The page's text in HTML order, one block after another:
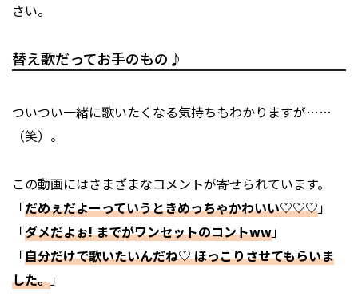
さい。
替え歌だってお手のもの♪
ついつい一緒に歌いたくなる気持ちもわかりますが……
（笑）。
この動画にはさまざまなコメントが寄せられています。
「だめぇだよーっていうときめっちゃかわいい♡♡♡」
「ダメだよぉ! までがワンセットのコントww」
「自分だけで歌いたいんだね♡ ほっこりさせてもらいま
した。」